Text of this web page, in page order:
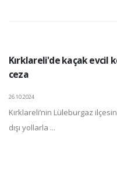
Kırklareli'de kaçak evcil
ceza
26.10.2024
Kırklareli’nin Lüleburgaz
dışı yollarla ...